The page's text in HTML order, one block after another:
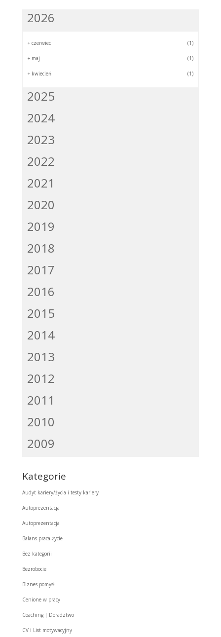
2026
+ czerwiec (1)
+ maj (1)
+ kwiecień (1)
2025
2024
2023
2022
2021
2020
2019
2018
2017
2016
2015
2014
2013
2012
2011
2010
2009
Kategorie
Audyt kariery/życia i testy kariery
Autoprezentacja
Autoprezentacja
Balans praca-życie
Bez kategorii
Bezrobocie
Biznes pomysł
Cenione w pracy
Coaching | Doradztwo
CV i List motywacyjny